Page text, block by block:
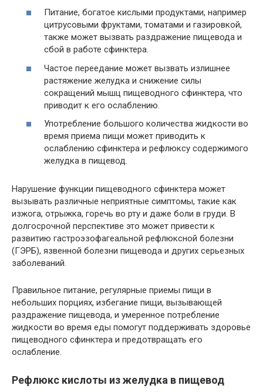
Питание, богатое кислыми продуктами, например
цитрусовыми фруктами, томатами и газировкой,
также может вызвать раздражение пищевода и
сбой в работе сфинктера.
Частое переедание может вызвать излишнее
растяжение желудка и снижение силы
сокращений мышц пищеводного сфинктера, что
приводит к его ослаблению.
Употребление большого количества жидкости во
время приема пищи может приводить к
ослаблению сфинктера и рефлюксу содержимого
желудка в пищевод.
Нарушение функции пищеводного сфинктера может
вызывать различные неприятные симптомы, такие как
изжога, отрыжка, горечь во рту и даже боли в груди. В
долгосрочной перспективе это может привести к
развитию гастроэзофагеальной рефлюксной болезни
(ГЭРБ), язвенной болезни пищевода и других серьезных
заболеваний.
Правильное питание, регулярные приемы пищи в
небольших порциях, избегание пищи, вызывающей
раздражение пищевода, и умеренное потребление
жидкости во время еды помогут поддерживать здоровье
пищеводного сфинктера и предотвращать его
ослабление.
Рефлюкс кислоты из желудка в пищевод